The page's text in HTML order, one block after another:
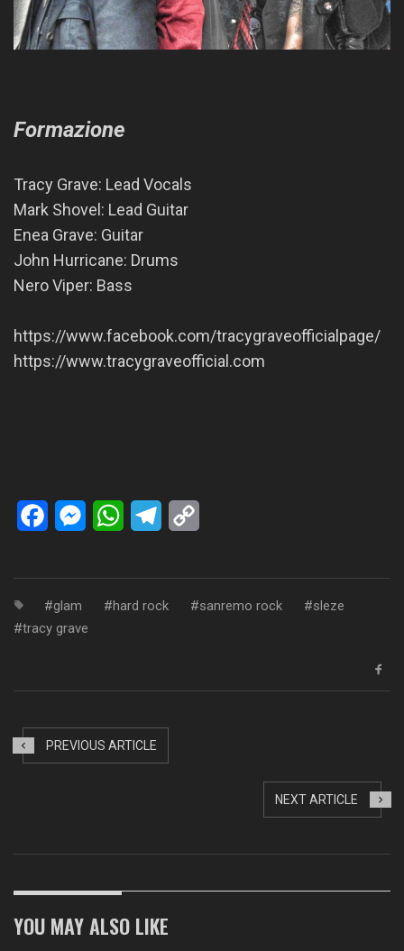
Formazione
Tracy Grave: Lead Vocals
Mark Shovel: Lead Guitar
Enea Grave: Guitar
John Hurricane: Drums
Nero Viper: Bass
https://www.facebook.com/tracygraveofficialpage/
https://www.tracygraveofficial.com
FacebookMessengerWhatsAppTelegram
glam hard rock sanremo rock
sleze
tracy grave
PREVIOUS ARTICLE
NEXT ARTICLE
YOU MAY ALSO LIKE